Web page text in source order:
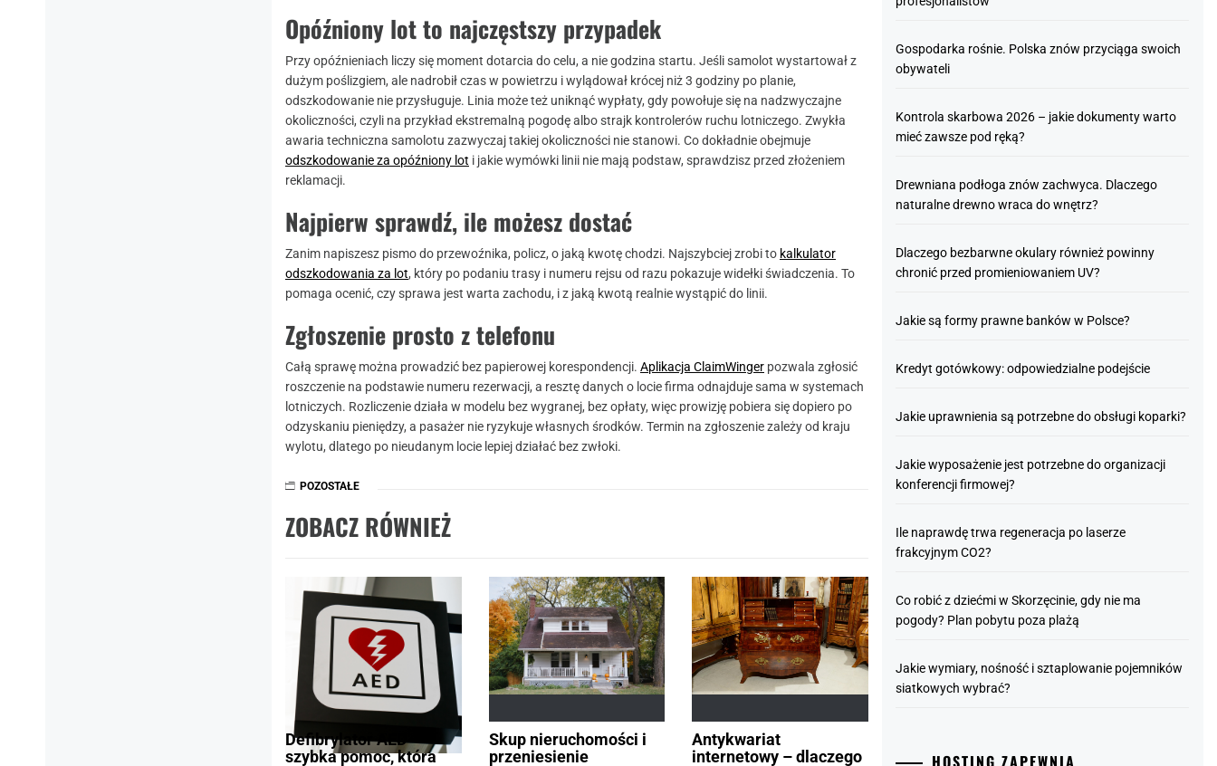
Opóźniony lot to najczęstszy przypadek
Przy opóźnieniach liczy się moment dotarcia do celu, a nie godzina startu. Jeśli samolot wystartował z
dużym poślizgiem, ale nadrobił czas w powietrzu i wylądował krócej niż 3 godziny po planie,
odszkodowanie nie przysługuje. Linia może też uniknąć wypłaty, gdy powołuje się na nadzwyczajne
okoliczności, czyli na przykład ekstremalną pogodę albo strajk kontrolerów ruchu lotniczego. Zwykła
awaria techniczna samolotu zazwyczaj takiej okoliczności nie stanowi. Co dokładnie obejmuje
odszkodowanie za opóźniony lot i jakie wymówki linii nie mają podstaw, sprawdzisz przed złożeniem
reklamacji.
Najpierw sprawdź, ile możesz dostać
Zanim napiszesz pismo do przewoźnika, policz, o jaką kwotę chodzi. Najszybciej zrobi to kalkulator
odszkodowania za lot, który po podaniu trasy i numeru rejsu od razu pokazuje widełki świadczenia. To
pomaga ocenić, czy sprawa jest warta zachodu, i z jaką kwotą realnie wystąpić do linii.
Zgłoszenie prosto z telefonu
Całą sprawę można prowadzić bez papierowej korespondencji. Aplikacja ClaimWinger pozwala zgłosić
roszczenie na podstawie numeru rezerwacji, a resztę danych o locie firma odnajduje sama w systemach
lotniczych. Rozliczenie działa w modelu bez wygranej, bez opłaty, więc prowizję pobiera się dopiero po
odzyskaniu pieniędzy, a pasażer nie ryzykuje własnych środków. Termin na zgłoszenie zależy od kraju
wylotu, dlatego po nieudanym locie lepiej działać bez zwłoki.
POZOSTAŁE
ZOBACZ RÓWNIEŻ
Defibrylator AED –
szybka pomoc, która
Skup nieruchomości i
przeniesienie
Antykwariat
internetowy – dlaczego
Gospodarka rośnie. Polska znów przyciąga swoich
obywateli
Kontrola skarbowa 2026 – jakie dokumenty warto
mieć zawsze pod ręką?
Drewniana podłoga znów zachwyca. Dlaczego
naturalne drewno wraca do wnętrz?
Dlaczego bezbarwne okulary również powinny
chronić przed promieniowaniem UV?
Jakie są formy prawne banków w Polsce?
Kredyt gotówkowy: odpowiedzialne podejście
Jakie uprawnienia są potrzebne do obsługi koparki?
Jakie wyposażenie jest potrzebne do organizacji
konferencji firmowej?
Ile naprawdę trwa regeneracja po laserze
frakcyjnym CO2?
Co robić z dziećmi w Skorzęcinie, gdy nie ma
pogody? Plan pobytu poza plażą
Jakie wymiary, nośność i sztaplowanie pojemników
siatkowych wybrać?
HOSTING ZAPEWNIA